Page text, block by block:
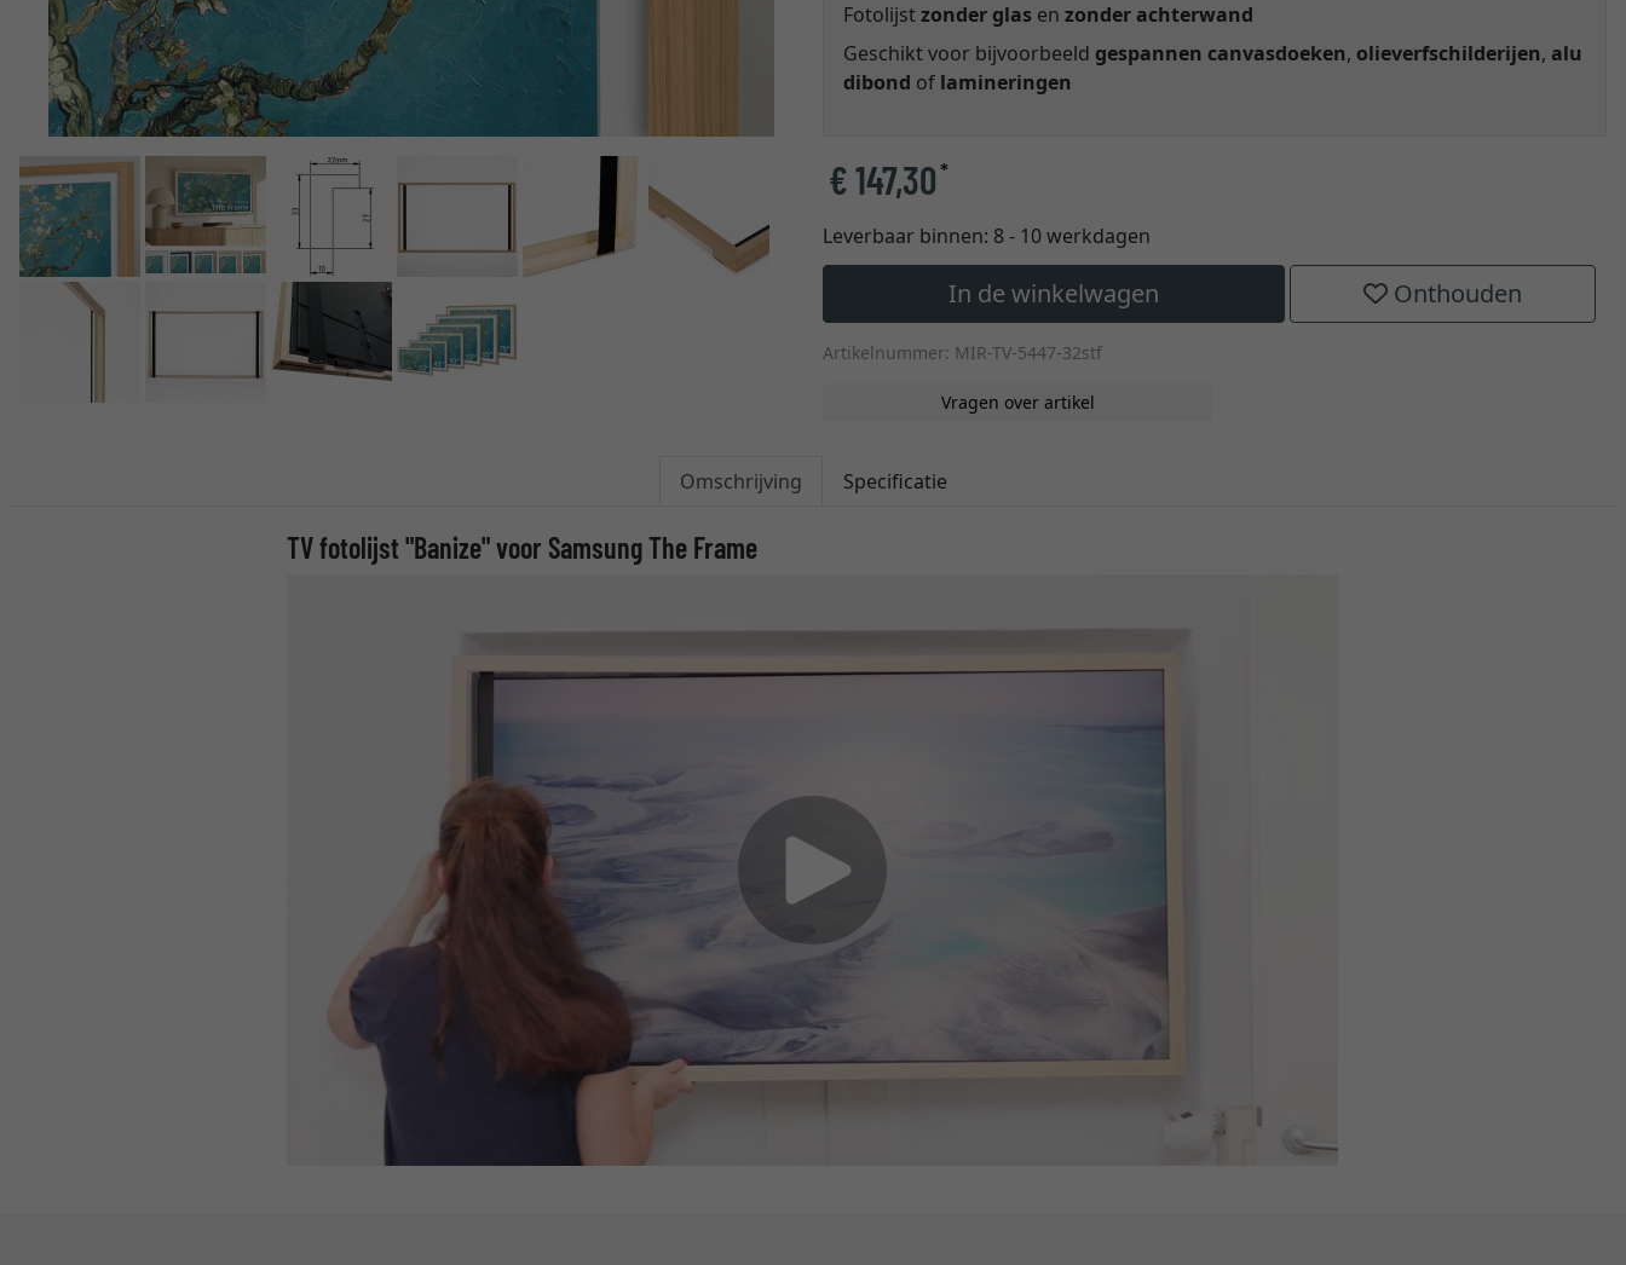
Fotolijstzonder glas en zonder achterwand
Geschikt voor bijvoorbeeld gespannen canvasdoeken, olieverfschilderijen, alu
dibond of lamineringen
€ 147,30*
Leverbaar binnen: 8 - 10 werkdagen
In de winkelwagen Onthouden
Artikelnummer: MIR-TV-5447-32stf
Vragen over artikel
Omschrijving Specificatie
TV fotolijst "Banize" voor Samsung The Frame